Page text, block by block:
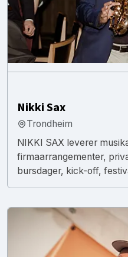
Nikki Sax
Trondheim
NIKKI SAX leverer
firmaarrangementer,
bursdager, kick-off,